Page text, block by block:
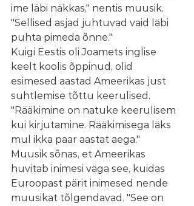
ime läbi näkkas," nentis muusik.
"Sellised asjad juhtuvad vaid läbi
puhta pimeda õnne."
Kuigi Eestis oli Joamets inglise
keelt koolis õppinud, olid
esimesed aastad Ameerikas just
suhtlemise tõttu keerulised.
"Rääkimine on natuke keerulisem
kui kirjutamine. Rääkimisega läks
mul ikka paar aastat aega."
Muusik sõnas, et Ameerikas
huvitab inimesi väga see, kuidas
Euroopast pärit inimesed nende
muusikat tõlgendavad. "See on